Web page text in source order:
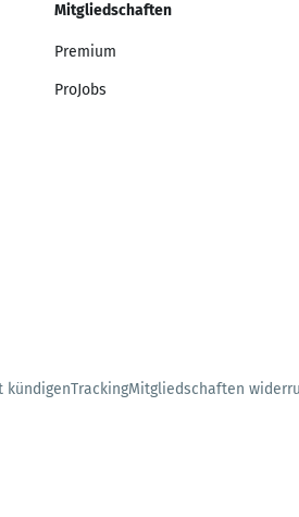
Mitgliedschaften
Premium
ProJobs
kündigenTrackingMitgliedschaften